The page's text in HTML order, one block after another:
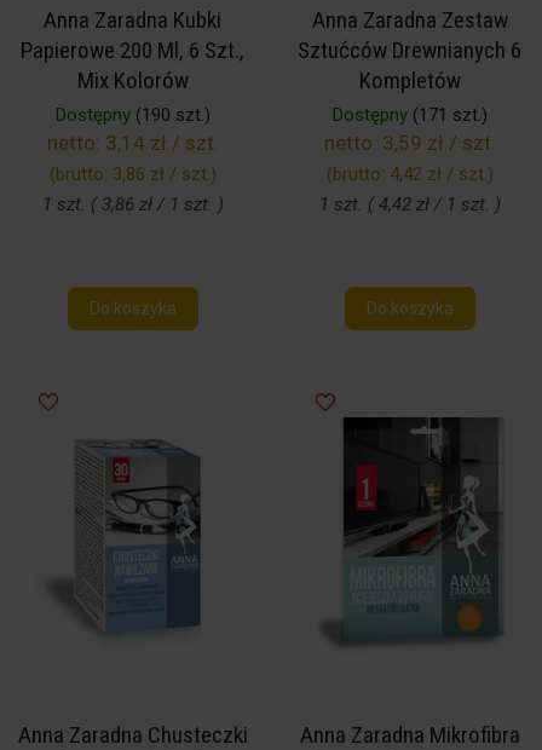
Anna Zaradna Kubki
Papierowe 200 Ml, 6 Szt.,
Mix Kolorów
Dostępny(190 szt.)
netto: 3,14 zł / szt.
(brutto: 3,86 zł / szt.)
1 szt. ( 3,86 zł / 1 szt. )
Do koszyka
Anna Zaradna Zestaw
Sztućców Drewnianych 6
Kompletów
Dostępny(171 szt.)
netto: 3,59 zł / szt.
(brutto: 4,42 zł / szt.)
1 szt. ( 4,42 zł / 1 szt. )
Do koszyka
Anna Zaradna Chusteczki
Anna Zaradna Mikrofibra